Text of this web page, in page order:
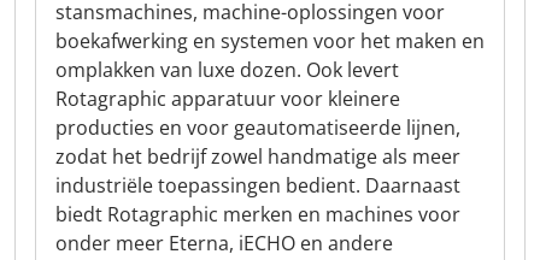
stansmachines, machine-oplossingen voor
boekafwerking en systemen voor het maken en
omplakken van luxe dozen. Ook levert
Rotagraphic apparatuur voor kleinere
producties en voor geautomatiseerde lijnen,
zodat het bedrijf zowel handmatige als meer
industriële toepassingen bedient. Daarnaast
biedt Rotagraphic merken en machines voor
onder meer Eterna, iECHO en andere